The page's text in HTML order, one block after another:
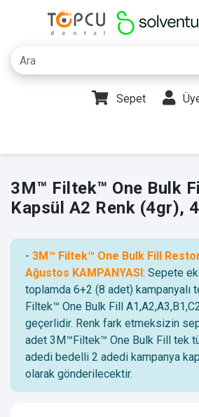
Sepet
3M™ Filtek™ One Bulk
Kapsül A2 Renk (4gr),
- 3M™ Filtek™ One Bulk Fill
Ağustos KAMPANYASI: Sepete
toplamda 6+2 (8 adet) kampanyalı
Filtek™ One Bulk Fill
geçerlidir. Renk fark etmeksizin
adet 3M™Filtek™ One Bulk Fill tek
adedi bedelli 2 adedi kampanya
olarak gönderilecektir.